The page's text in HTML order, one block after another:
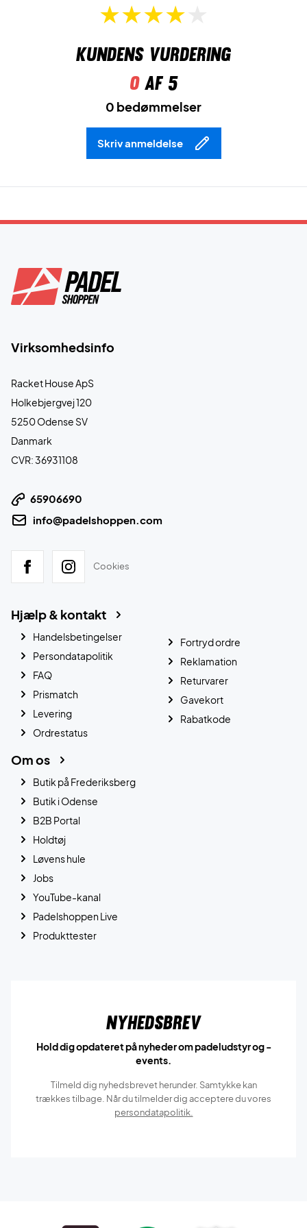
Kundens vurdering
0af 5
0 bedømmelser
Skriv anmeldelse
Virksomhedsinfo
Racket House ApS
Holkebjergvej 120
5250 Odense SV
Danmark
CVR: 36931108
65906690
info@padelshoppen.com
Cookies
Hjælp & kontakt
Handelsbetingelser
Persondatapolitik
FAQ
Prismatch
Levering
Ordrestatus
Fortryd ordre
Reklamation
Returvarer
Gavekort
Rabatkode
Om os
Butik på Frederiksberg
Butik i Odense
B2B Portal
Holdtøj
Løvens hule
Jobs
YouTube-kanal
Padelshoppen Live
Produkttester
Nyhedsbrev
Hold dig opdateret på nyheder om padeludstyr og -
events.
Tilmeld dig nyhedsbrevet herunder. Samtykke kan
trækkes tilbage. Når du tilmelder dig acceptere du vores
persondatapolitik.